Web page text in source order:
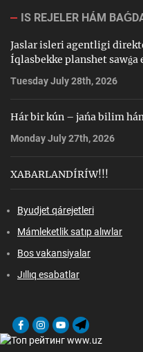
IS REJELER HÁM
Jaslar isleri agentligi
Íqlasbekke planshet sawǵa
Tuesday July 28th, 2026
Hár bir kún – jańa bilim
Monday July 27th, 2026
XABARLANDÍRÍW!!!
Byudjet qárejetleri
Mámleketlik satıp alıwlar
Bos vakansiyalar
Jıllıq esabatlar
FacebookInstagram
YoutubeTelegram